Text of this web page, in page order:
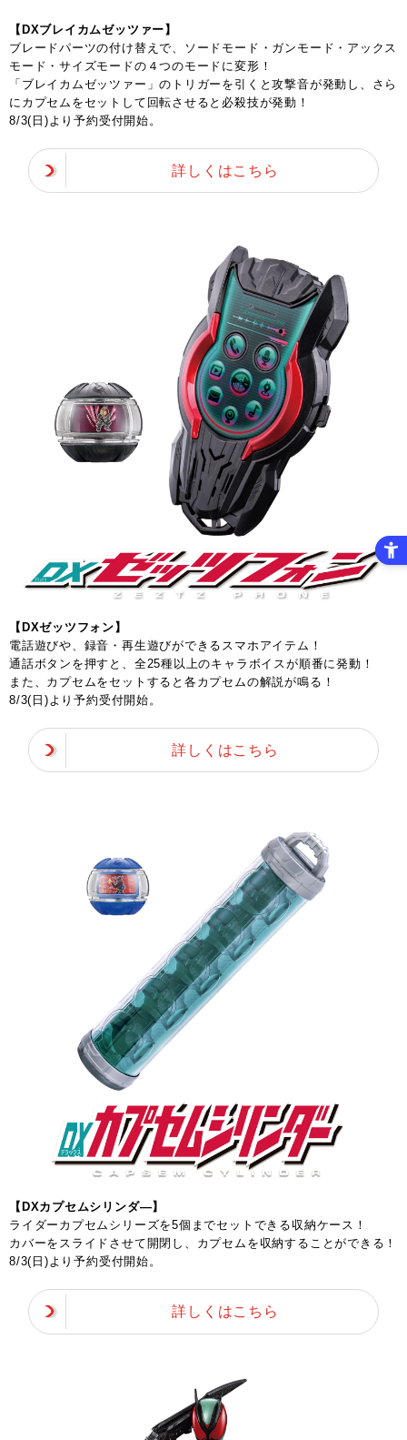
【DXブレイカムゼッツァー】
ブレードパーツの付け替えで、ソードモード・ガンモード・アックス
モード・サイズモードの４つのモードに変形！
「ブレイカムゼッツァー」のトリガーを引くと攻撃音が発動し、さら
にカプセムをセットして回転させると必殺技が発動！
8/3(日)より予約受付開始。
詳しくはこちら
【DXゼッツフォン】
電話遊びや、録音・再生遊びができるスマホアイテム！
通話ボタンを押すと、全25種以上のキャラボイスが順番に発動！
また、カプセムをセットすると各カプセムの解説が鳴る！
8/3(日)より予約受付開始。
詳しくはこちら
【DXカプセムシリンダ―】
ライダーカプセムシリーズを5個までセットできる収納ケース！
カバーをスライドさせて開閉し、カプセムを収納することができる！
8/3(日)より予約受付開始。
詳しくはこちら